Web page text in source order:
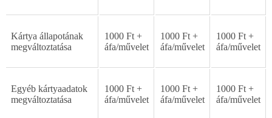
Kártya állapotának
megváltoztatása
1000 Ft +
áfa/művelet
1000 Ft +
áfa/művelet
1000 Ft +
áfa/művelet
Egyéb kártyaadatok
megváltoztatása
1000 Ft +
áfa/művelet
1000 Ft +
áfa/művelet
1000 Ft +
áfa/művelet